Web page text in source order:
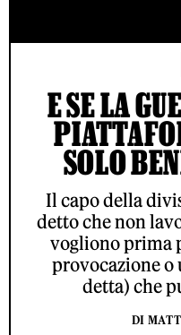
E SE LA
SOLO
Il capo della
detto che non
vogliono prima
provocazione o
detta) che
DI